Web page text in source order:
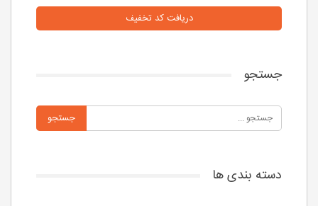
دریافت کد تخفیف
جستجو
دسته بندی ها